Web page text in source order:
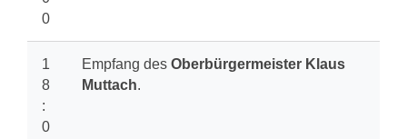
0
1
8
:
0
Empfang des Oberbürgermeister Klaus
Muttach.